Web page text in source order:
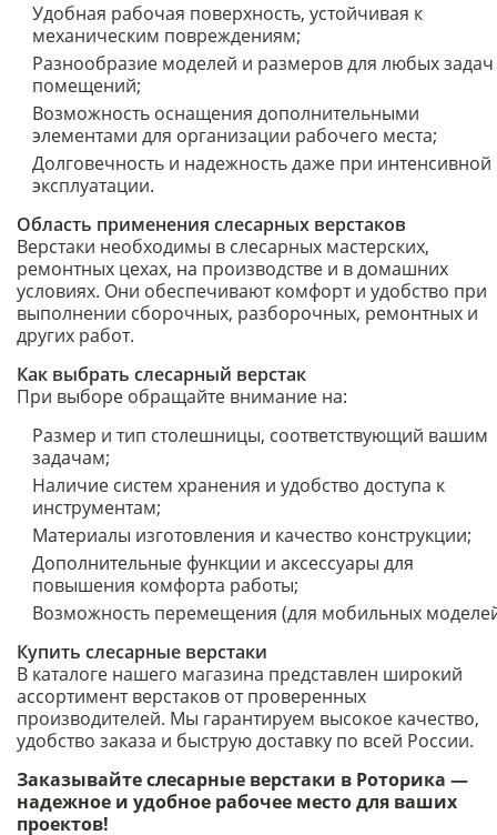
Удобная рабочая поверхность, устойчивая к
механическим повреждениям;
Разнообразие моделей и размеров для любых
помещений;
Возможность оснащения дополнительными
элементами для организации рабочего места;
Долговечность и надежность даже при интенсивной
эксплуатации.
Область применения слесарных верстаков
Верстаки необходимы в слесарных мастерских,
ремонтных цехах, на производстве и в домашних
условиях. Они обеспечивают комфорт и удобство при
выполнении сборочных, разборочных, ремонтных и
других работ.
Как выбрать слесарный верстак
При выборе обращайте внимание на:
Размер и тип столешницы, соответствующий вашим
задачам;
Наличие систем хранения и удобство доступа к
инструментам;
Материалы изготовления и качество конструкции;
Дополнительные функции и аксессуары для
повышения комфорта работы;
Возможность перемещения (для мобильных
Купить слесарные верстаки
В каталоге нашего магазина представлен широкий
ассортимент верстаков от проверенных
производителей. Мы гарантируем высокое качество,
удобство заказа и быструю доставку по всей России.
Заказывайте слесарные верстаки в Роторика —
надежное и удобное рабочее место для ваших
проектов!